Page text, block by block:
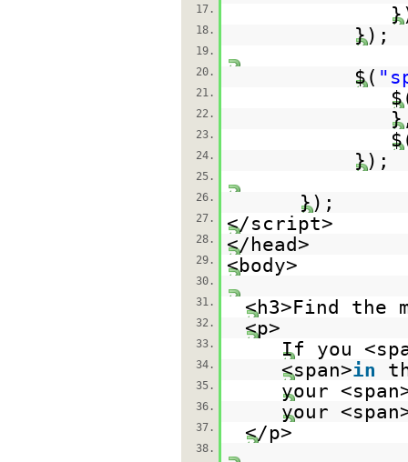
17.
18. });
19.
20.
$(
21.
22.
23.
24. });
25.
26.
});
27. </script>
28. </head>
29. <body>
30.
31.
<h3>Find the
32. <p>
33. If you
34. <span>in
35. your
36. your
37. </p>
38.